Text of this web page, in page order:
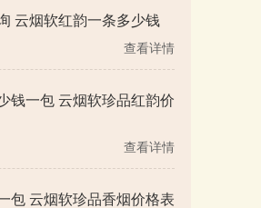
云烟软红韵一条多少钱
查看详情
钱一包 云烟软珍品红韵价
查看详情
包 云烟软珍品香烟价格表